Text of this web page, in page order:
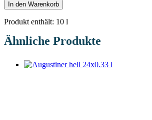
In den Warenkorb
Produkt enthält: 10 l
Ähnliche Produkte